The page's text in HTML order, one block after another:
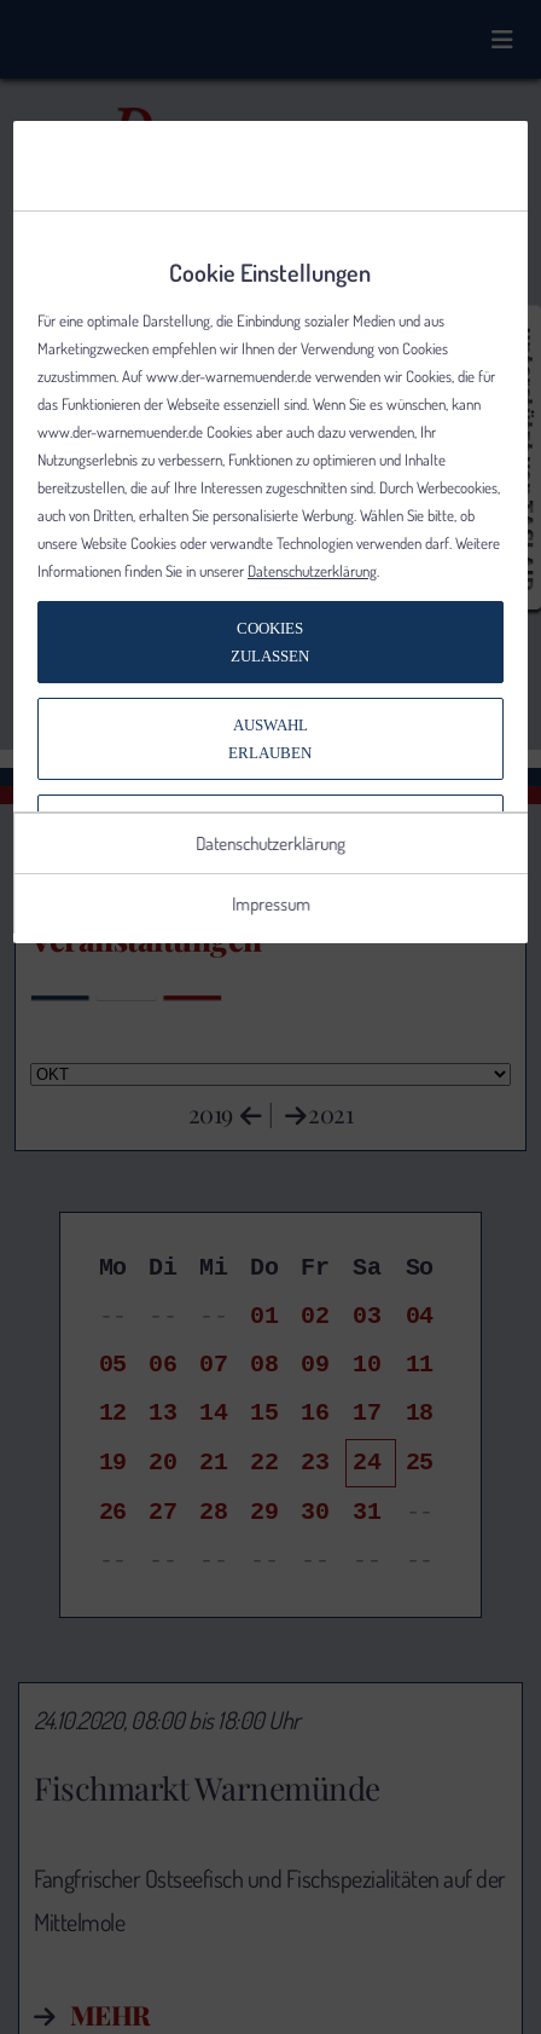
Veranstaltungen
2019 | 2021
Mo Di Mi Do Fr Sa
So
--
-- -- 01 02 03
04
05
06 07 08 09 10
11
12
13 14 15 16 17
18
19
20 21 22 23 24
25
26
27 28 29 30 31
--
--
-- -- -- -- -- --
Fischmarkt Warnemünde
24.10.2020, 08:00 bis 18:00 Uhr
Fangfrischer Ostseefisch und Fischspezialitäten auf der
Mittelmole
MEHR
Cookie Einstellungen
Für eine optimale Darstellung, die Einbindung sozialer Medien und aus
Marketingzwecken empfehlen wir Ihnen der Verwendung von Cookies
zuzustimmen. Auf www.der-warnemuender.de verwenden wir Cookies, die für
das Funktionieren der Webseite essenziell sind. Wenn Sie es wünschen, kann
www.der-warnemuender.de Cookies aber auch dazu verwenden, Ihr
Nutzungserlebnis zu verbessern, Funktionen zu optimieren und Inhalte
bereitzustellen, die auf Ihre Interessen zugeschnitten sind. Durch Werbecookies,
auch von Dritten, erhalten Sie personalisierte Werbung. Wählen Sie bitte, ob
unsere Website Cookies oder verwandte Technologien verwenden darf. Weitere
Informationen finden Sie in unserer Datenschutzerklärung
COOKIES
ZULASSEN
AUSWAHL
ERLAUBEN
VERWENDEN
Datenschutzerklärung
Impressum